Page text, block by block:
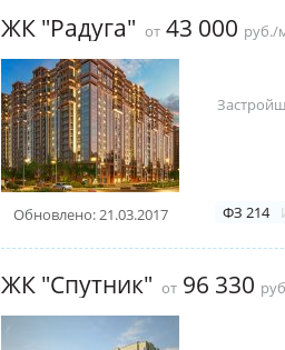
ЖК "Радуга" от 43 000 руб./
Обновлено: 21.03.2017 ФЗ 214
ЖК "Спутник" от 96 330